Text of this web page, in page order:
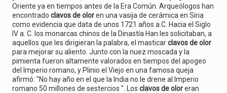
Oriente ya en tiempos antes de la Era Común. Arqueólogos han
encontrado clavos de oloren una vasija de cerámica en Siria
como evidencia que data de unos 1721 años a.C. Hacia el Siglo
IV a. C. los monarcas chinos de la Dinastía Han les solicitaban, a
aquellos que les dirigieran la palabra, el masticarclavos de olor
para mejorar su aliento. Junto con la nuez moscada y la
pimienta fueron altamente valorados en tiempos del apogeo
del Imperio romano, y Plinio el Viejo en una famosa queja
afirmó: "No hay año en el que la India no le drene al Imperio
romano 50 millones de sestercios ". Los clavos de oloreran